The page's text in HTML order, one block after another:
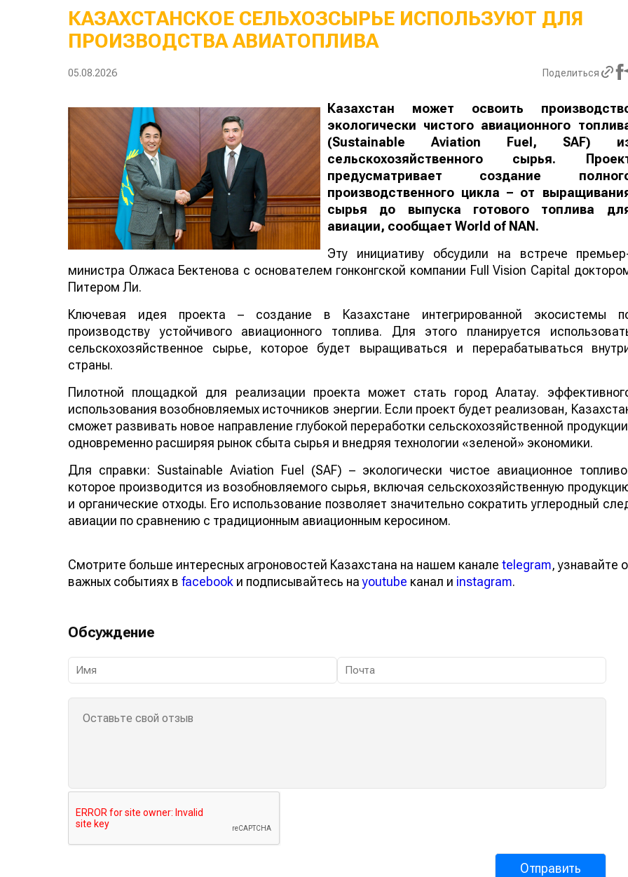
КАЗАХСТАНСКОЕ СЕЛЬХОЗСЫРЬЕ ИСПОЛЬЗУЮТ ДЛЯ
ПРОИЗВОДСТВА АВИАТОПЛИВА
05.08.2026 Поделиться
Казахстан может освоить
экологически чистого авиационного
(Sustainable Aviation Fuel, SAF)
сельскохозяйственного сырья.
предусматривает создание
производственного цикла – от
сырья до выпуска готового топлива
авиации, сообщает World of NAN .
Эту инициативу обсудили на встрече
министра Олжаса Бектенова с основателем гонконгской компании Full Vision Capital
Питером Ли.
Ключевая идея проекта – создание в Казахстане интегрированной экосистемы
производству устойчивого авиационного топлива. Для этого планируется
сельскохозяйственное сырье, которое будет выращиваться и перерабатываться
страны.
Пилотной площадкой для реализации проекта может стать город Алатау.
использования возобновляемых источников энергии. Если проект будет реализован,
сможет развивать новое направление глубокой переработки сельскохозяйственной
одновременно расширяя рынок сбыта сырья и внедряя технологии «зеленой» экономики.
Для справки: Sustainable Aviation Fuel (SAF) – экологически чистое авиационное
которое производится из возобновляемого сырья, включая сельскохозяйственную
и органические отходы. Его использование позволяет значительно сократить углеродный
авиации по сравнению с традиционным авиационным керосином.
Смотрите больше интересных агроновостей Казахстана на нашем канале telegram, узнавайте о
важных событиях в facebook и подписывайтесь наyoutube канал и instagram.
Обсуждение